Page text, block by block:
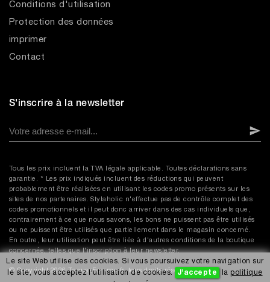
Conditions d'utilisation
Protection des données
imprimer
Contact
S'inscrire à la newsletter
Tous les prix incluent la TVA légale applicable. Toutes déclarations sans
garantie. * Les prix indiqués incluent des réductions qui peuvent
probablement être réalisées en utilisant les codes promo présents sur les
sites de nos partenaires. Stylaholic n'effectue pas de contrôle complet des
codes promotionnels et il peut donc arriver dans des cas individuels que,
contrairement à ce que nous savons, les bons ne puissent pas être utilisés
ou ne puissent être utilisés que partiellement dans le magasin concerné.
En outre, leur utilisation peut être liée à d'autres conditions de la boutique
concernée, telles que l'inscription à leur newsletter.
© Copyright 2026 TenuesFemme.fr, tous droits réservés.
Le site Web utilise des cookies. Si vous poursuivez votre navigation sur
le site, vous acceptez l'utilisation de cookies. J'accepte la politique